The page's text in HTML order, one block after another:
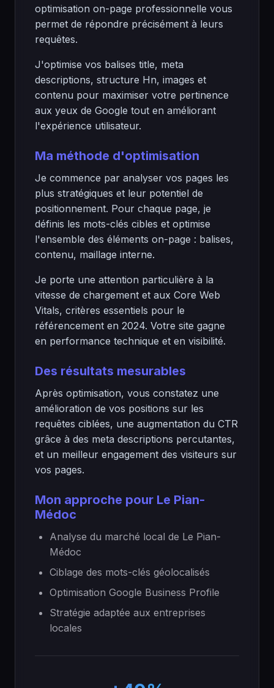
optimisation on-page professionnelle vous
permet de répondre précisément à leurs
requêtes.
J'optimise vos balises title, meta
descriptions, structure Hn, images et
contenu pour maximiser votre pertinence
aux yeux de Google tout en améliorant
l'expérience utilisateur.
Ma méthode d'optimisation
Je commence par analyser vos pages les
plus stratégiques et leur potentiel de
positionnement. Pour chaque page, je
définis les mots-clés cibles et optimise
l'ensemble des éléments on-page : balises,
contenu, maillage interne.
Je porte une attention particulière à la
vitesse de chargement et aux Core Web
Vitals, critères essentiels pour le
référencement en 2024. Votre site gagne
en performance technique et en visibilité.
Des résultats mesurables
Après optimisation, vous constatez une
amélioration de vos positions sur les
requêtes ciblées, une augmentation du CTR
grâce à des meta descriptions percutantes,
et un meilleur engagement des visiteurs sur
vos pages.
Mon approche pour Le Pian-
Médoc
Analyse du marché local de Le Pian-
Médoc
Ciblage des mots-clés géolocalisés
Optimisation Google Business Profile
Stratégie adaptée aux entreprises
locales